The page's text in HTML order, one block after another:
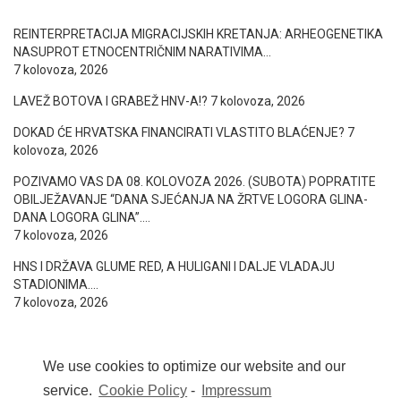
We use cookies to optimize our website and our
service. Cookie Policy - Impressum
REINTERPRETACIJA MIGRACIJSKIH KRETANJA: ARHEOGENETIKA
NASUPROT ETNOCENTRIČNIM NARATIVIMA…
7 kolovoza, 2026
LAVEŽ BOTOVA I GRABEŽ HNV-A!? 7 kolovoza, 2026
DOKAD ĆE HRVATSKA FINANCIRATI VLASTITO BLAĆENJE? 7
kolovoza, 2026
POZIVAMO VAS DA 08. KOLOVOZA 2026. (SUBOTA) POPRATITE
OBILJEŽAVANJE “DANA SJEĆANJA NA ŽRTVE LOGORA GLINA-
DANA LOGORA GLINA”….
7 kolovoza, 2026
HNS I DRŽAVA GLUME RED, A HULIGANI I DALJE VLADAJU
STADIONIMA….
7 kolovoza, 2026